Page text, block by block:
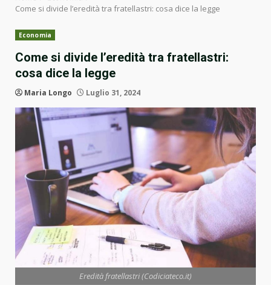
Come si divide l’eredità tra fratellastri: cosa dice la legge
Economia
Come si divide l’eredità tra fratellastri:
cosa dice la legge
Maria Longo Luglio 31, 2024
Eredità fratellastri (Codiciateco.it)